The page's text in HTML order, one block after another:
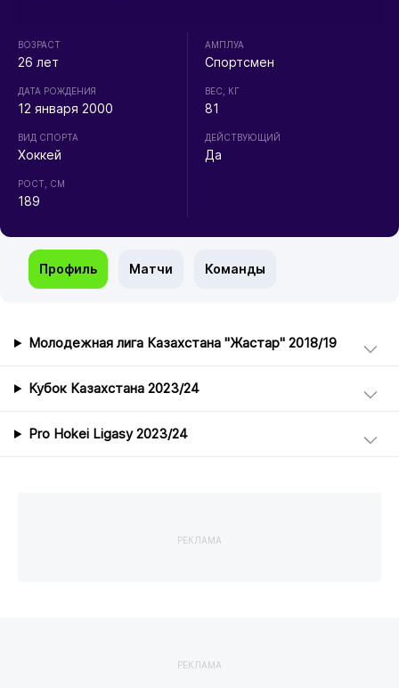
ВОЗРАСТ
26 лет
ДАТА РОЖДЕНИЯ
12 января 2000
ВИД СПОРТА
Хоккей
РОСТ, СМ
189
АМПЛУА
Спортсмен
ВЕС, КГ
81
ДЕЙСТВУЮЩИЙ
Да
Профиль Матчи Команды
Молодежная лига Казахстана "Жастар" 2018/19
Кубок Казахстана 2023/24
Pro Hokei Ligasy 2023/24
РЕКЛАМА
РЕКЛАМА